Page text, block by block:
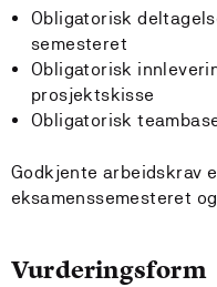
Obligatorisk
semesteret
Obligatorisk
prosjektskisse
Obligatorisk
Godkjente arbeidskrav
eksamenssemesteret
Vurderingsform